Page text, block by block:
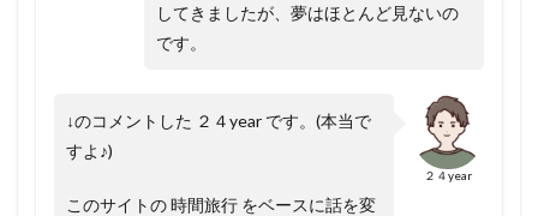
してきましたが、夢はほとんど見ないの
です。
２４year
↓のコメントした ２４year です。 (本当で
すよ♪)
このサイトの 時間旅行 をベースに話を変